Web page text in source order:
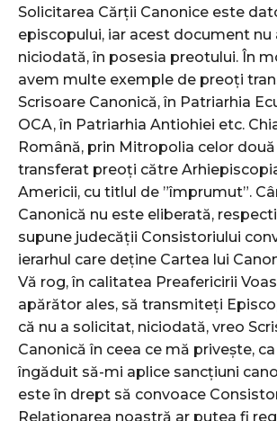
Solicitarea Cărții Canonice este
episcopului, iar acest document nu
niciodată, în posesia preotului. În
avem multe exemple de preoți
Scrisoare Canonică, în Patriarhia
OCA, în Patriarhia Antiohiei etc.
Română, prin Mitropolia celor două
transferat preoți către
Americii, cu titlul de ”împrumut”.
Canonică nu este eliberată,
supune judecății Consistoriului
ierarhul care deține Cartea lui
Vă rog, în calitatea Preafericirii
apărător ales, să transmiteți
că nu a solicitat, niciodată, vreo
Canonică în ceea ce mă privește,
îngăduit să-mi aplice sancțiuni
este în drept să convoace
Relaționarea noastră ar putea fi